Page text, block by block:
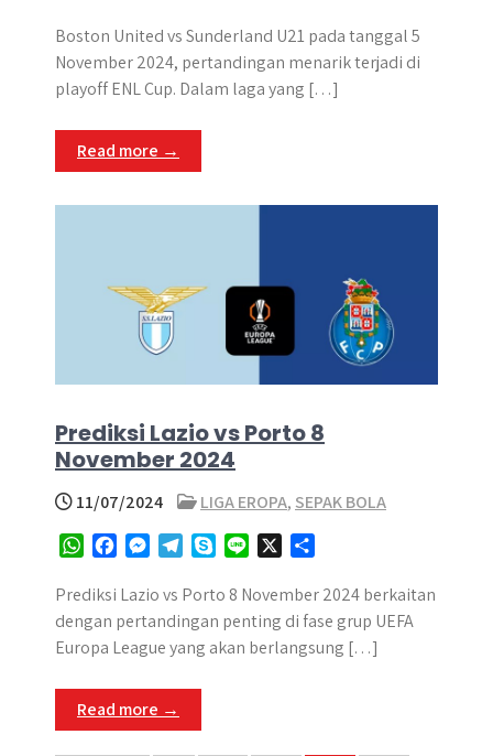
a
t
s
p
p
c
e
b
o
k
s
s
e
g
e
l
e
g
a
y
p
e
n
e
a
r
Boston United vs Sunderland U21 pada tanggal 5
November 2024, pertandingan menarik terjadi di
playoff ENL Cup. Dalam laga yang […]
Read more →
Prediksi Lazio vs Porto 8
November 2024
11/07/2024 LIGA EROPA, SEPAK BOLA
W
a
t
s
p
p
c
e
b
o
k
s
s
e
g
e
r
l
e
g
a
y
p
e
n
e
a
r
e
Prediksi Lazio vs Porto 8 November 2024 berkaitan
dengan pertandingan penting di fase grup UEFA
Europa League yang akan berlangsung […]
Read more →